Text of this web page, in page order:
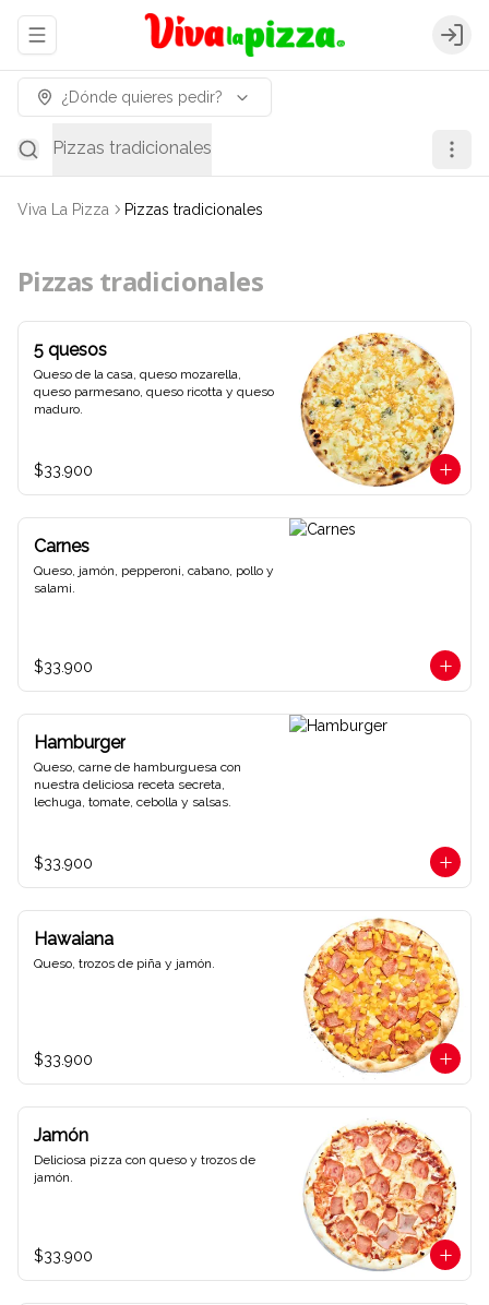
Abrir menu de navegación
¿Dónde quieres pedir?
Pizzas tradicionales
Viva La Pizza Pizzas tradicionales
Pizzas tradicionales
5 quesos
Queso de la casa, queso mozarella,
queso parmesano, queso ricotta y queso
maduro.
$33.900
Carnes
Queso, jamón, pepperoni, cabano, pollo y
salami.
$33.900
Hamburger
Queso, carne de hamburguesa con
nuestra deliciosa receta secreta,
lechuga, tomate, cebolla y salsas.
$33.900
Hawaiana
Queso, trozos de piña y jamón.
$33.900
Jamón
Deliciosa pizza con queso y trozos de
jamón.
$33.900